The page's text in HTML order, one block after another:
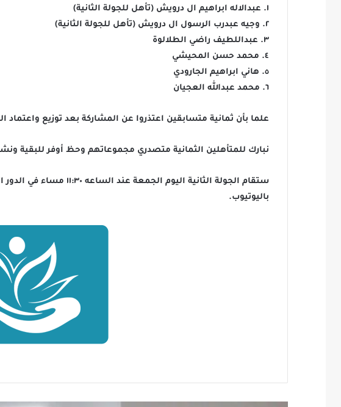
١. عبدالاله ابراهيم ال درويش (تأهل للجولة الثانية)
٢. وجيه عبدرب الرسول ال درويش (تأهل للجولة الثانية)
٣. عبداللطيف راضي الطلالوة
٤. محمد حسن المحيشي
٥. هاني ابراهيم الجارودي
٦. محمد عبدالله العجيان
علما بأن ثمانية متسابقين اعتذروا عن المشاركة بعد توزيع واعتماد
نبارك للمتأهلين الثمانية متصدري مجموعاتهم وحظ أوفر للبقية
ستقام الجولة الثانية
باليوتيوب.